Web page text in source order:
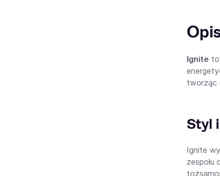
Ignite
tworząc
Styl
Ignite